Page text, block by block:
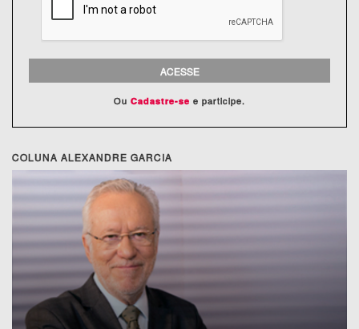
ACESSE
Ou Cadastre-se e participe.
COLUNA ALEXANDRE GARCIA